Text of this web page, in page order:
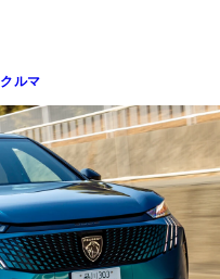
クルマ